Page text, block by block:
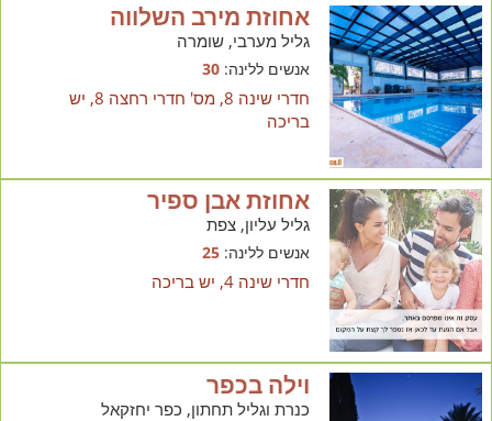
אחוזת מירב השלווה
גליל מערבי, שומרה
אנשים ללינה:30
חדרי שינה 8, מס' חדרי רחצה 8, יש
בריכה
אחוזת אבן ספיר
גליל עליון, צפת
אנשים ללינה:25
חדרי שינה 4, יש בריכה
וילה בכפר
כנרת וגליל תחתון, כפר יחזקאל